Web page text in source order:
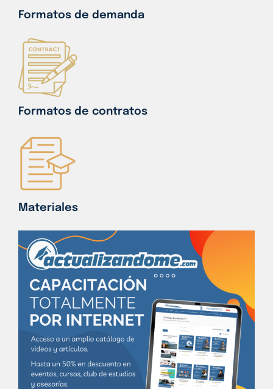
Formatos de demanda
Formatos de contratos
Materiales